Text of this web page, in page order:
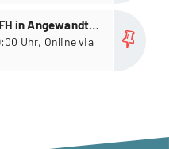
in Angewandter
Online via